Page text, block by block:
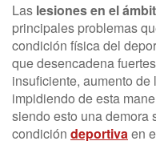
Las lesiones en el
principales problemas
condición física del
que desencadena
insuficiente, aumento
impidiendo de esta
siendo esto una demora
condición deportivaen